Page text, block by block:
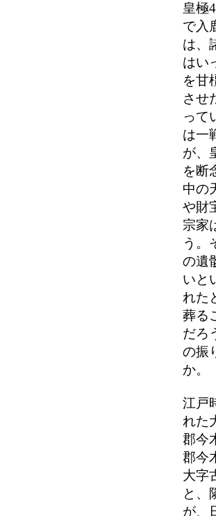
皇極
で入
は、
はい
を甘
させ
って
は一
が、
を断
中の
や財
宗家
う。
の遺
いと
れた
葬る
だろ
の振
か。
江戸
れた
郡今
郡今
大字
と、
が、